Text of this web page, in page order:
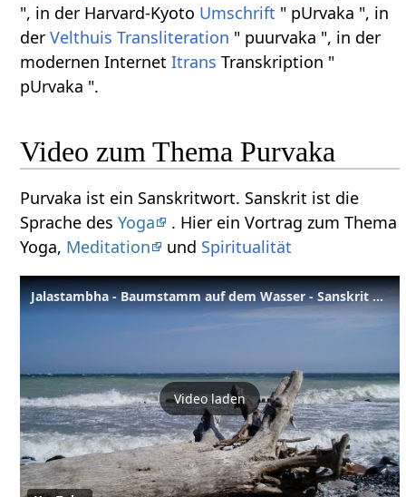
", in der Harvard-Kyoto Umschrift " pUrvaka ", in
derVelthuis Transliteration " puurvaka ", in der
modernen InternetItrans Transkription "
pUrvaka ".
Video zum Thema Purvaka
Purvaka ist ein Sanskritwort. Sanskrit ist die
Sprache desYoga
. Hier ein Vortrag zum Thema
Yoga, Meditation und Spiritualität
Jalastambha - Baumstamm auf dem Wasser - Sanskrit Lexikon
Video laden